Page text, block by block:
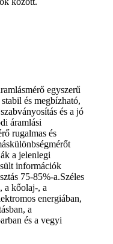
egyszerű
és megbízható,
és a jó
áramlási
rugalmas és
a jelenlegi
információk
75-85%-a.Széles
a kőolaj-, a
energiában,
a
és a vegyi